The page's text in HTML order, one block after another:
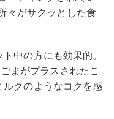
々がサクッとした食
中の方にも効果的。
まがプラスされたこ
クのようなコクを感